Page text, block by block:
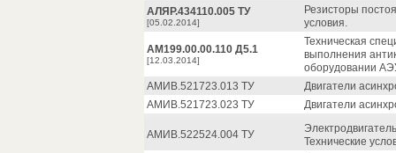
АЛЯР.434110.005 ТУ
[05.02.2014]
Резисторы
условия.
АМ199.00.00.110 Д5.1
[12.03.2014]
Техническая
выполнения
оборудовании
АМИВ.521723.013 ТУ
Двигатели
АМИВ.521723.023 ТУ
Двигатели
АМИВ.522524.004 ТУ
Технические